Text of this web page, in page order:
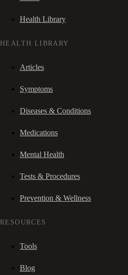
Health Library
HEALTH LIBRARY
Articles
Symptoms
Diseases & Conditions
Medications
Mental Health
Tests & Procedures
Prevention & Wellness
RESOURCES
Tools
Blog